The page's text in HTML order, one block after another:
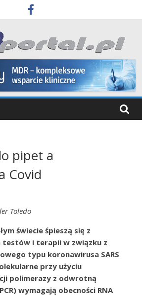
pipet a
Covid
Toledo
świecie śpieszą się z
testów i terapii w związku z
typu koronawirusa SARS
przy użyciu
polimerazy z odwrotną
wymagają obecności RNA